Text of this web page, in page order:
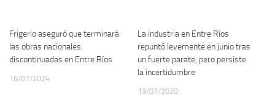
Frigerio aseguró que terminará
las obras nacionales
discontinuadas en Entre Ríos
16/07/2024
La industria en Entre Ríos
repuntó levemente en junio tras
un fuerte parate, pero persiste
la incertidumbre
13/07/2020